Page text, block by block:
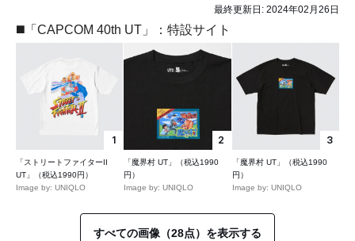
最終更新日: 2024年02月26日
◼️「CAPCOM 40th UT」：特設サイト
1
「ストリートファイターII
UT」（税込1990円）
Image by: UNIQLO
2
「魔界村 UT」（税込1990
円）
Image by: UNIQLO
3
「魔界村 UT」（税込1990
円）
Image by: UNIQLO
すべての画像（28点）を表示する